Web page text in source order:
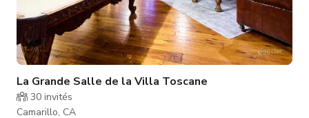
La Grande Salle de la Villa Toscane
30 invités
Camarillo, CA